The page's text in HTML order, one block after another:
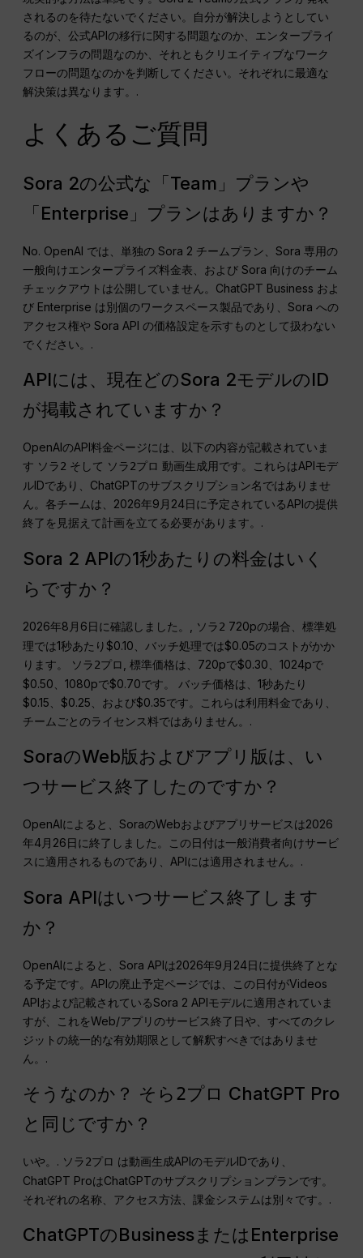
されるのを待たないでください。自分が解決しようとしてい
るのが、公式APIの移行に関する問題なのか、エンタープライ
ズインフラの問題なのか、それともクリエイティブなワーク
フローの問題なのかを判断してください。それぞれに最適な
解決策は異なります。.
よくあるご質問
Sora 2の公式な「Team」プランや
「Enterprise」プランはありますか？
No. OpenAI では、単独の Sora 2 チームプラン、Sora 専用の
一般向けエンタープライズ料金表、および Sora 向けのチーム
チェックアウトは公開していません。ChatGPT Business およ
び Enterprise は別個のワークスペース製品であり、Sora への
アクセス権や Sora API の価格設定を示すものとして扱わない
でください。.
APIには、現在どのSora 2モデルのID
が掲載されていますか？
OpenAIのAPI料金ページには、以下の内容が記載されていま
す ソラ2 そして ソラ2プロ 動画生成用です。これらはAPIモデ
ルIDであり、ChatGPTのサブスクリプション名ではありませ
ん。各チームは、2026年9月24日に予定されているAPIの提供
終了を見据えて計画を立てる必要があります。.
Sora 2 APIの1秒あたりの料金はいく
らですか？
2026年8月6日に確認しました。, ソラ2 720pの場合、標準処
理では1秒あたり$0.10、バッチ処理では$0.05のコストがかか
ります。
ソラ2プロ
, 標準価格は、720pで$0.30、1024pで
$0.50、1080pで$0.70です。 バッチ価格は、1秒あたり
$0.15、$0.25、および$0.35です。これらは利用料金であり、
チームごとのライセンス料ではありません。.
SoraのWeb版およびアプリ版は、い
つサービス終了したのですか？
OpenAIによると、SoraのWebおよびアプリサービスは2026
年4月26日に終了しました。この日付は一般消費者向けサービ
スに適用されるものであり、APIには適用されません。.
Sora APIはいつサービス終了します
か？
OpenAIによると、Sora APIは2026年9月24日に提供終了とな
る予定です。APIの廃止予定ページでは、この日付がVideos
APIおよび記載されているSora 2 APIモデルに適用されていま
すが、これをWeb/アプリのサービス終了日や、すべてのクレ
ジットの統一的な有効期限として解釈すべきではありませ
ん。.
そうなのか？ そら2プロ ChatGPT Pro
と同じですか？
いや。. ソラ2プロ は動画生成APIのモデルIDであり、
ChatGPT ProはChatGPTのサブスクリプションプランです。
それぞれの名称、アクセス方法、課金システムは別々です。.
ChatGPTのBusinessまたはEnterprise